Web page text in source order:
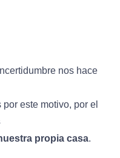
nos hace
este motivo, por el
propia casa.